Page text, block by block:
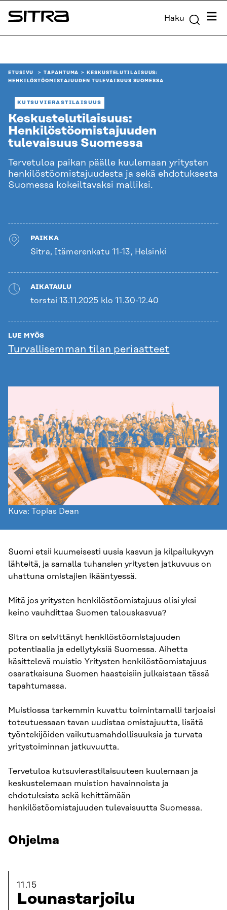
Siirry
suoraan
Sitra Haku
ETUSIVU TAPAHTUMA
KESKUSTELUTILAISUUS:
HENKILÖSTÖOMISTAJUUDEN TULEVAISUUS SUOMESSA
KUTSUVIERASTILAISUUS
Keskustelutilaisuus:
Henkilöstöomistajuuden
tulevaisuus Suomessa
Tervetuloa paikan päälle kuulemaan yritysten
henkilöstöomistajuudesta ja sekä ehdotuksesta
Suomessa kokeiltavaksi malliksi.
PAIKKA
Sitra, Itämerenkatu 11-13, Helsinki
AIKATAULU
torstai 13.11.2025 klo 11.30-12.40
LUE MYÖS
Turvallisemman tilan periaatteet
Kuva: Topias Dean
Suomi etsii kuumeisesti uusia kasvun ja kilpailukyvyn
lähteitä, ja samalla tuhansien yritysten jatkuvuus on
uhattuna omistajien ikääntyessä.
Mitä jos yritysten henkilöstöomistajuus olisi yksi
keino vauhdittaa Suomen talouskasvua?
Sitra on selvittänyt henkilöstöomistajuuden
potentiaalia ja edellytyksiä Suomessa. Aihetta
käsittelevä muistio Yritysten henkilöstöomistajuus
osaratkaisuna Suomen haasteisiin julkaistaan tässä
tapahtumassa.
Muistiossa tarkemmin kuvattu toimintamalli tarjoaisi
toteutuessaan tavan uudistaa omistajuutta, lisätä
työntekijöiden vaikutusmahdollisuuksia ja turvata
yritystoiminnan jatkuvuutta.
Tervetuloa kutsuvierastilaisuuteen kuulemaan ja
keskustelemaan muistion havainnoista ja
ehdotuksista sekä kehittämään
henkilöstöomistajuuden tulevaisuutta Suomessa.
Ohjelma
11.15
Lounastarjoilu